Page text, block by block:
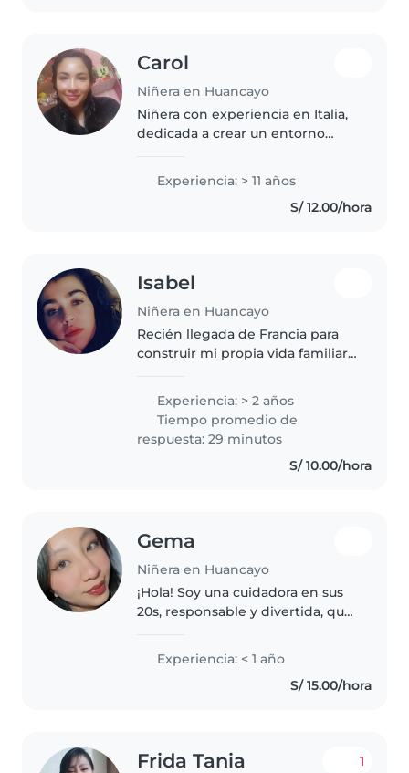
Carol
Niñera en Huancayo
Niñera con experiencia en Italia,
dedicada a crear un entorno
para tus hijos.
Experiencia: > 11 años
S/ 12.00/hora
Isabel
Niñera en Huancayo
Recién llegada de Francia para
construir mi propia vida familiar,
a los niños y rodeada de ellos.
Como hermana mayor, he
apoyado a mi mamá, quien
también..
Experiencia: > 2 años
Tiempo promedio de
respuesta: 29 minutos
S/ 10.00/hora
Gema
Niñera en Huancayo
¡Hola! Soy una cuidadora en sus
20s, responsable y divertida, que
preescolar, escolar y
adolescentes. Me encanta leer..
Experiencia: < 1 año
S/ 15.00/hora
Frida Tania 1